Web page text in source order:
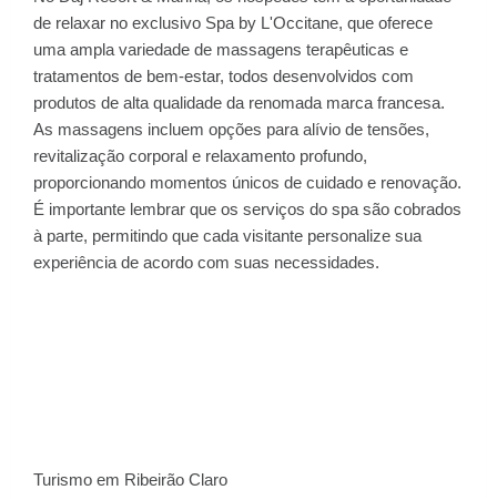
de relaxar no exclusivo Spa by L'Occitane, que oferece
uma ampla variedade de massagens terapêuticas e
tratamentos de bem-estar, todos desenvolvidos com
produtos de alta qualidade da renomada marca francesa.
As massagens incluem opções para alívio de tensões,
revitalização corporal e relaxamento profundo,
proporcionando momentos únicos de cuidado e renovação.
É importante lembrar que os serviços do spa são cobrados
à parte, permitindo que cada visitante personalize sua
experiência de acordo com suas necessidades.
Turismo em Ribeirão Claro